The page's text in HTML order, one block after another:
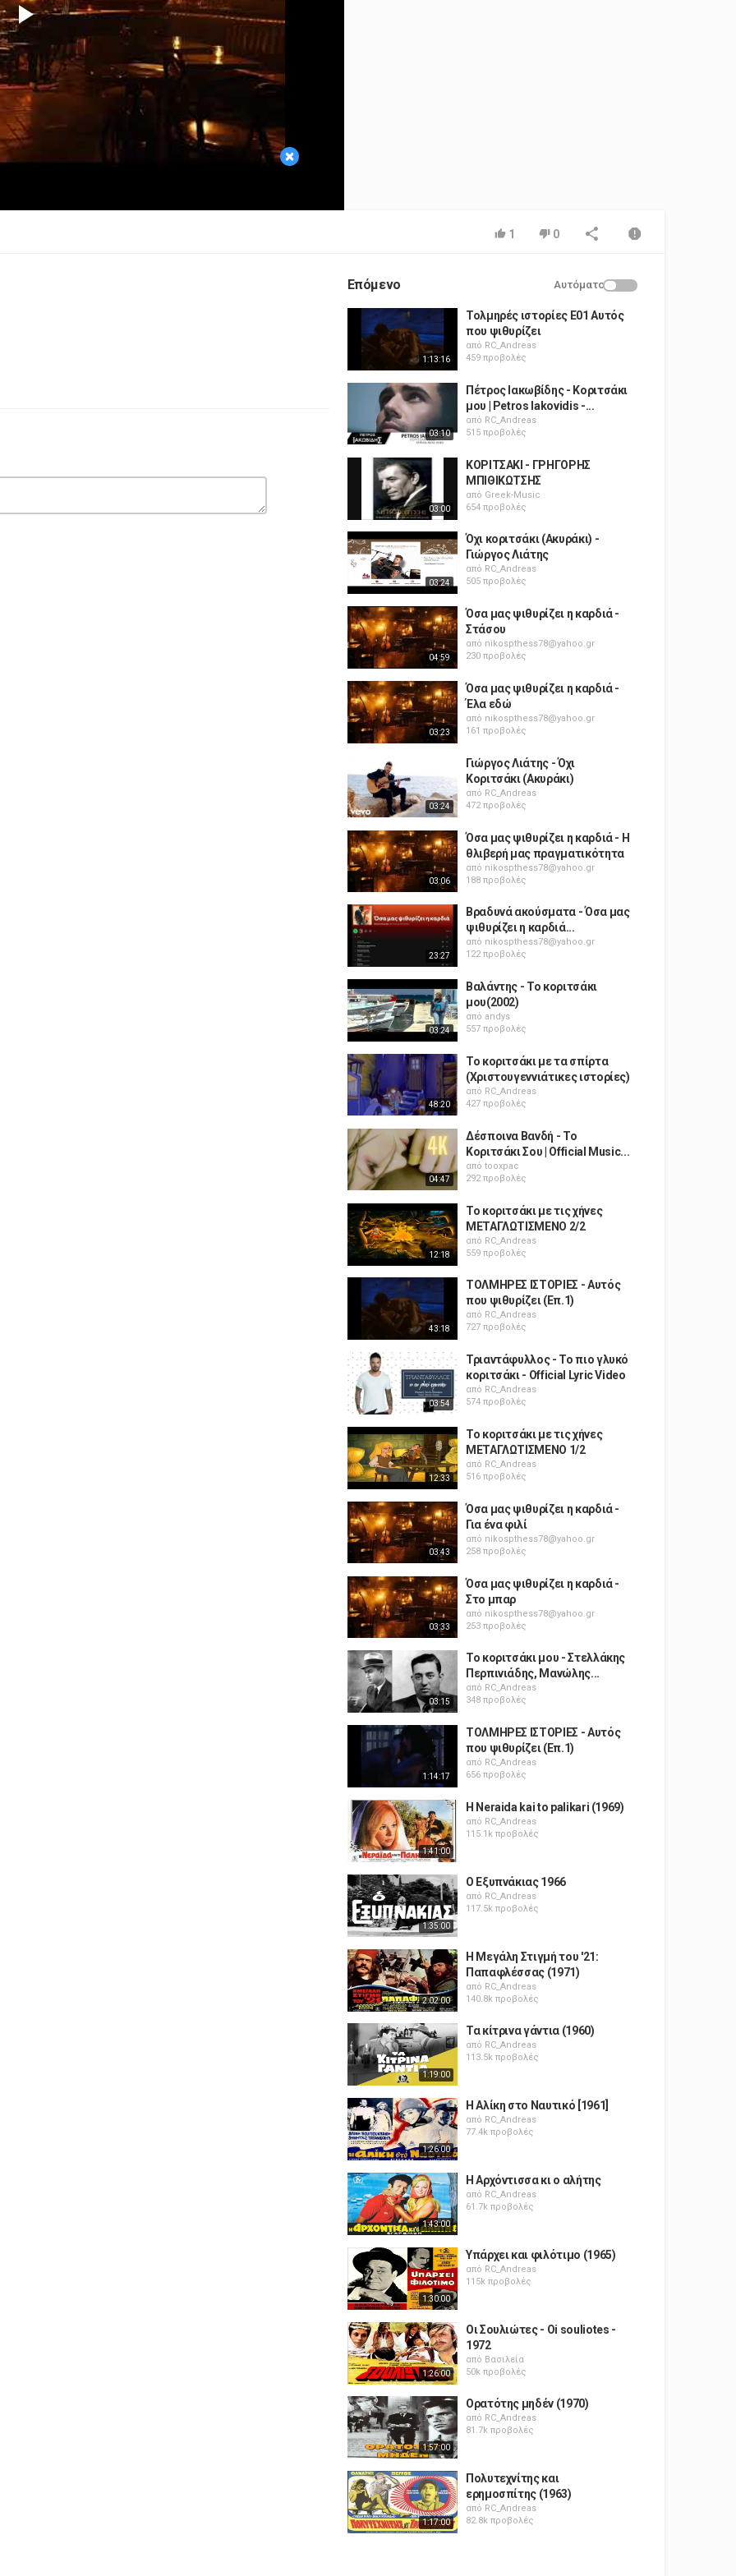
×
Play
Video
1 0
Επόμενο Αυτόματο
1:13:16
Τολμηρές ιστορίες Ε01 Αυτός
που ψιθυρίζει
από RC_Andreas
459 προβολές
03:10
Πέτρος Ιακωβίδης - Κοριτσάκι
μου | Petros Iakovidis -...
από RC_Andreas
515 προβολές
03:00
ΚΟΡΙΤΣΑΚΙ - ΓΡΗΓΟΡΗΣ
ΜΠΙΘΙΚΩΤΣΗΣ
από Greek-Music
654 προβολές
03:24
Όχι κοριτσάκι (Ακυράκι) -
Γιώργος Λιάτης
από RC_Andreas
505 προβολές
04:59
Όσα μας ψιθυρίζει η καρδιά -
Στάσου
από nikospthess78@yahoo.gr
230 προβολές
03:23
Όσα μας ψιθυρίζει η καρδιά -
Έλα εδώ
από nikospthess78@yahoo.gr
161 προβολές
03:24
Γιώργος Λιάτης - Όχι
Κοριτσάκι (Ακυράκι)
από RC_Andreas
472 προβολές
03:06
Όσα μας ψιθυρίζει η καρδιά - Η
θλιβερή μας πραγματικότητα
από nikospthess78@yahoo.gr
188 προβολές
23:27
Βραδυνά ακούσματα - Όσα μας
ψιθυρίζει η καρδιά...
από nikospthess78@yahoo.gr
122 προβολές
03:24
Βαλάντης - Το κοριτσάκι
μου(2002)
από andys
557 προβολές
48:20
Το κοριτσάκι με τα σπίρτα
(Χριστουγεννιάτικες ιστορίες)
από RC_Andreas
427 προβολές
04:47
Δέσποινα Βανδή - Το
Κοριτσάκι Σου | Official Music...
από tooxpac
292 προβολές
12:18
Το κοριτσάκι με τις χήνες
ΜΕΤΑΓΛΩΤΙΣΜΕΝΟ 2/2
από RC_Andreas
559 προβολές
43:18
ΤΟΛΜΗΡΕΣ ΙΣΤΟΡΙΕΣ - Αυτός
που ψιθυρίζει (Επ.1)
από RC_Andreas
727 προβολές
03:54
Τριαντάφυλλος - Το πιο γλυκό
κοριτσάκι - Official Lyric Video
από RC_Andreas
574 προβολές
12:33
Το κοριτσάκι με τις χήνες
ΜΕΤΑΓΛΩΤΙΣΜΕΝΟ 1/2
από RC_Andreas
516 προβολές
03:43
Όσα μας ψιθυρίζει η καρδιά -
Για ένα φιλί
από nikospthess78@yahoo.gr
258 προβολές
03:33
Όσα μας ψιθυρίζει η καρδιά -
Στο μπαρ
από nikospthess78@yahoo.gr
253 προβολές
03:15
Το κοριτσάκι μου - Στελλάκης
Περπινιάδης, Μανώλης...
από RC_Andreas
348 προβολές
1:14:17
ΤΟΛΜΗΡΕΣ ΙΣΤΟΡΙΕΣ - Αυτός
που ψιθυρίζει (Επ.1)
από RC_Andreas
656 προβολές
1:41:00
H Neraida kai to palikari (1969)
από RC_Andreas
115.1k προβολές
1:35:00
Ο Εξυπνάκιας 1966
από RC_Andreas
117.5k προβολές
2:02:00
Η Μεγάλη Στιγμή του '21:
Παπαφλέσσας (1971)
από RC_Andreas
140.8k προβολές
1:19:00
Τα κίτρινα γάντια (1960)
από RC_Andreas
113.5k προβολές
1:26:00
Η Αλίκη στο Ναυτικό [1961]
από RC_Andreas
77.4k προβολές
1:43:00
Η Αρχόντισσα κι ο αλήτης
από RC_Andreas
61.7k προβολές
1:30:00
Υπάρχει και φιλότιμο (1965)
από RC_Andreas
115k προβολές
1:26:00
Οι Σουλιώτες - Oi souliotes -
1972
από Βασιλεία
50k προβολές
1:57:00
Ορατότης μηδέν (1970)
από RC_Andreas
81.7k προβολές
1:17:00
Πολυτεχνίτης και
ερημοσπίτης (1963)
από RC_Andreas
82.8k προβολές